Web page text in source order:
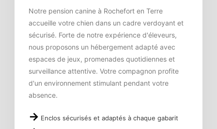
Notre pension canine à Rochefort en Terre
accueille votre chien dans un cadre verdoyant et
sécurisé. Forte de notre expérience d'éleveurs,
nous proposons un hébergement adapté avec
espaces de jeux, promenades quotidiennes et
surveillance attentive. Votre compagnon profite
d'un environnement stimulant pendant votre
absence.
Enclos sécurisés et adaptés à chaque gabarit